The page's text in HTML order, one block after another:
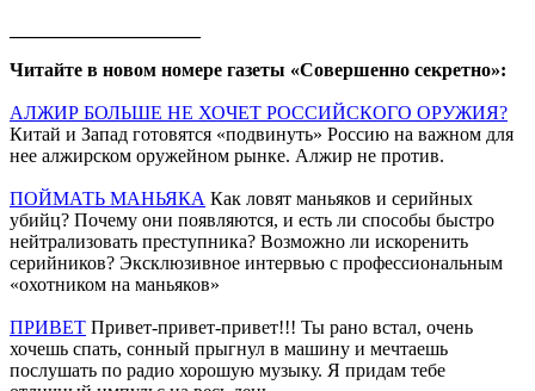
Читайте в новом номере газеты «Совершенно секретно»:
АЛЖИР БОЛЬШЕ НЕ ХОЧЕТ РОССИЙСКОГО ОРУЖИЯ?
Китай и Запад готовятся «подвинуть» Россию на важном для
нее алжирском оружейном рынке. Алжир не против.
ПОЙМАТЬ МАНЬЯКА Как ловят маньяков и серийных
убийц? Почему они появляются, и есть ли способы быстро
нейтрализовать преступника? Возможно ли искоренить
серийников? Эксклюзивное интервью с профессиональным
«охотником на маньяков»
ПРИВЕТ Привет-привет-привет!!! Ты рано встал, очень
хочешь спать, сонный прыгнул в машину и мечтаешь
послушать по радио хорошую музыку. Я придам тебе